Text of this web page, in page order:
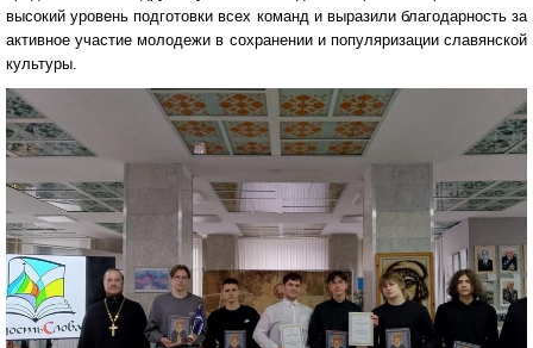
высокий уровень подготовки всех команд и выразили благодарность за
активное участие молодежи в сохранении и популяризации славянской
культуры.